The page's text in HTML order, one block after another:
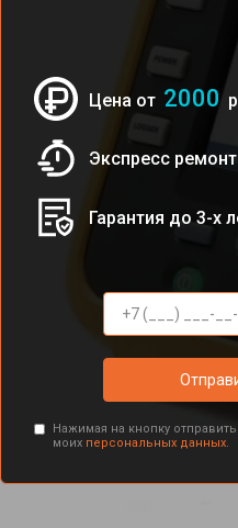
Цена от 2000
Экспресс
Гарантия до 3-х
Нажимая на кнопку
моих персональных данных.